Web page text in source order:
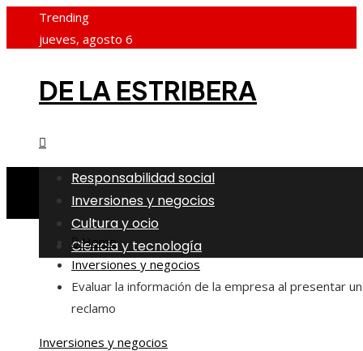
Trending
jueves, agosto 6
DE LA ESTRIBERA
Responsabilidad social
Inversiones y negocios
Cultura y ocio
Ciencia y tecnología
Home
Inversiones y negocios
Evaluar la información de la empresa al presentar un
reclamo
Inversiones y negocios